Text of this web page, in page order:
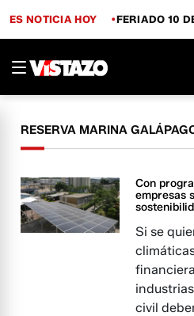
ES NOTICIA HOY FERIADO 10
RESERVA MARINA
Con
empresas
Si se
civil